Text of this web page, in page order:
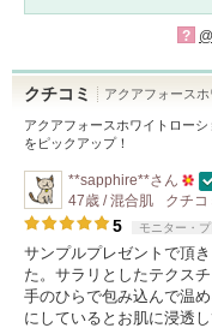
?
クチコミ アクアフォース
アクアフォースホワイトローシ
をピックアップ！
**sapphire**さん
50
人
以
上
の
47歳 / 混合肌 クチ
5 モニター・
サンプルプレゼントで頂き
た。サラリとしたテクス
手のひらで包み込んで温め
にしているとお肌に浸透し